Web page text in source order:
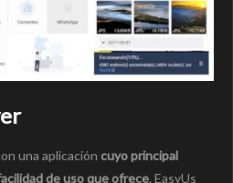
una aplicación cuyo principal
de uso que ofrece. EasyUs